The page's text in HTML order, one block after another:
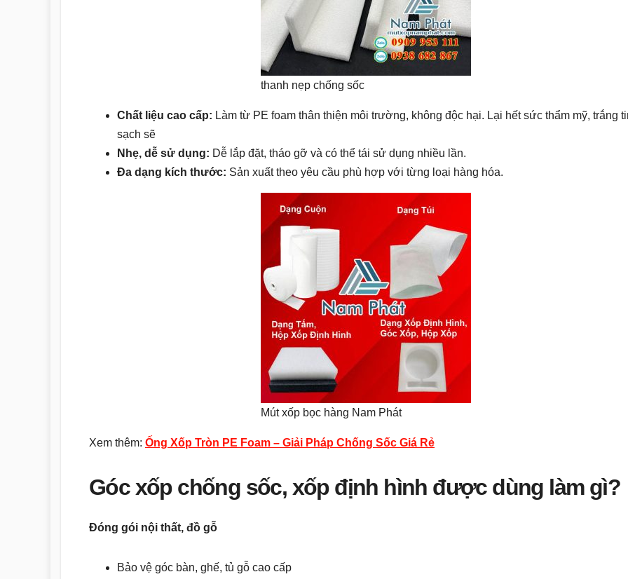
thanh nẹp chống sốc
Chất liệu cao cấp: Làm từ PE foam thân thiện môi trường, không độc hại. Lại hết sức thẩm mỹ, trắng
sạch sẽ
Nhẹ, dễ sử dụng: Dễ lắp đặt, tháo gỡ và có thể tái sử dụng nhiều lần.
Đa dạng kích thước: Sản xuất theo yêu cầu phù hợp với từng loại hàng hóa.
Mút xốp bọc hàng Nam Phát
Xem thêm: Ống Xốp Tròn PE Foam – Giải Pháp Chống Sốc Giá Rẻ
Góc xốp chống sốc, xốp định hình được dùng làm gì?
Đóng gói nội thất, đồ gỗ
Bảo vệ góc bàn, ghế, tủ gỗ cao cấp